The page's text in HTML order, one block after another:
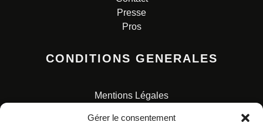
Gérer le consentement
Presse
Pros
CONDITIONS GENERALES
Mentions Légales